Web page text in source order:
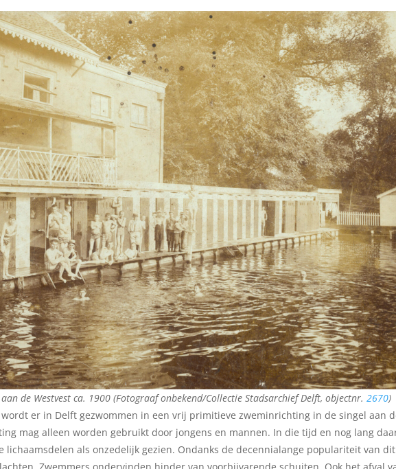
de Westvest ca. 1900 (Fotograaf onbekend/Collectie Stadsarchief Delft, objectnr.2670)
wordt er in Delft gezwommen in een vrij primitieve zweminrichting in de singel aan
mag alleen worden gebruikt door jongens en mannen. In die tijd en nog lang
lichaamsdelen als onzedelijk gezien. Ondanks de decennialange populariteit van dit